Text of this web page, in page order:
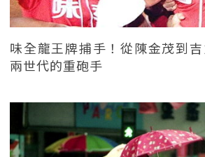
味全龍王牌捕手！從陳金茂到
兩世代的重砲手